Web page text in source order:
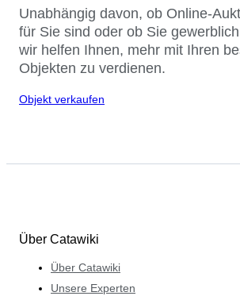
Unabhängig davon, ob Online-
für Sie sind oder ob Sie
wir helfen Ihnen, mehr mit Ihren
Objekten zu verdienen.
Objekt verkaufen
Über Catawiki
Über Catawiki
Unsere Experten